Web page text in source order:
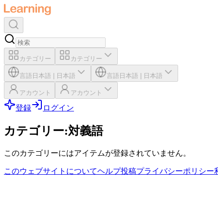
カテゴリー カテゴリー
言語 日本語 日本語 言語 日本語 日本語
アカウント アカウント
登録 ログイン
カテゴリー:対義語
このカテゴリーにはアイテムが登録されていません。
このウェブサイトについてヘルプ投稿プライバシーポリシー